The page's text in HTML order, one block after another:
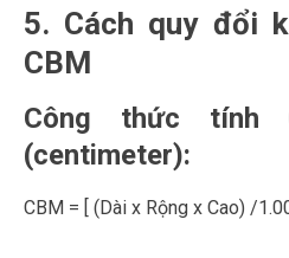
5. Cách quy đổi
CBM
Công thức tính
(centimeter):
CBM = [ (Dài x Rộng x Cao) /